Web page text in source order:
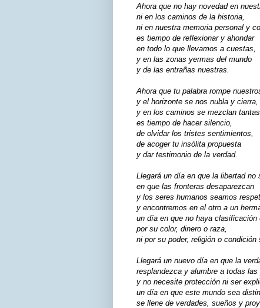
Ahora que no hay novedad en
ni en los caminos de la historia,
ni en nuestra memoria personal y
es tiempo de reflexionar y ahondar
en todo lo que llevamos a cuestas,
y en las zonas yermas del mundo
y de las entrañas nuestras.
Ahora que tu palabra rompe
y el horizonte se nos nubla y cierra,
y en los caminos se mezclan tantas
es tiempo de hacer silencio,
de olvidar los tristes sentimientos,
de acoger tu insólita propuesta
y dar testimonio de la verdad.
Llegará un día en que la libertad no
en que las fronteras desaparezcan
y los seres humanos seamos
y encontremos en el otro a un
un día en que no haya clasificación
por su color, dinero o raza,
ni por su poder, religión o condición
Llegará un nuevo día en que la
resplandezca y alumbre a todas las
y no necesite protección ni ser
un día en que este mundo sea
se llene de verdades, sueños y